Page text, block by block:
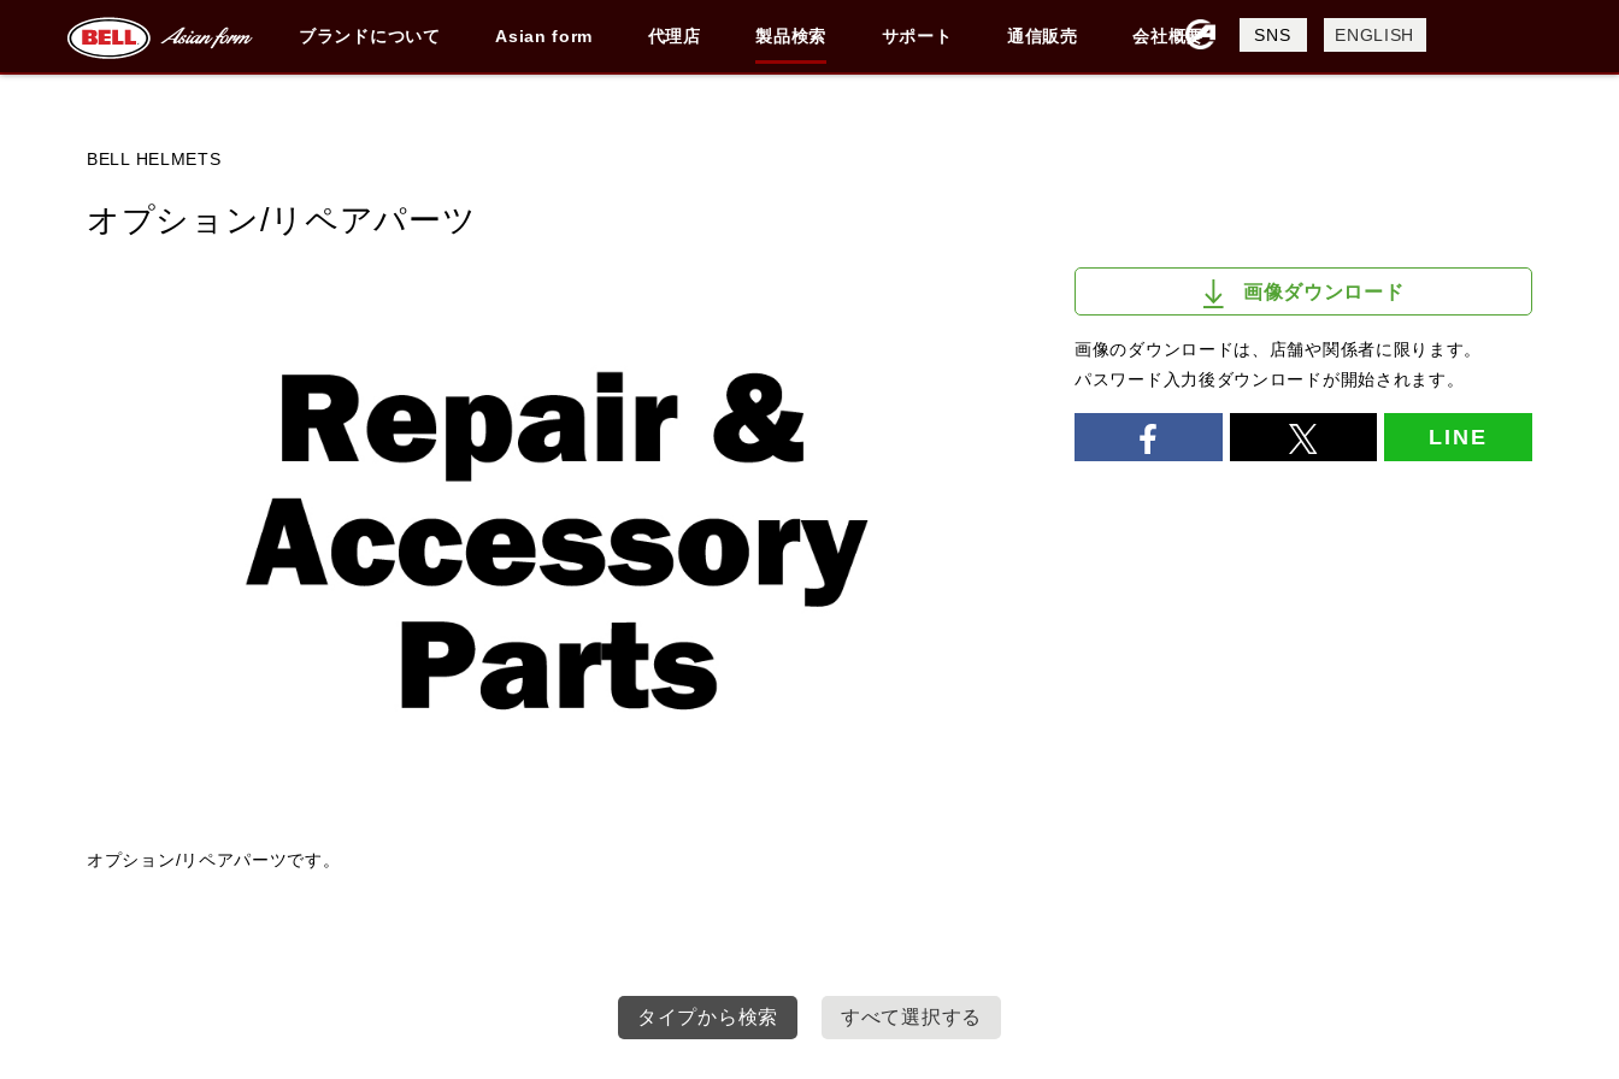
ブランドについて Asian form 代理店 製品検索 サポート 通信販売 会社概要
会社概要
採用情報
SNS ENGLISH
BELL HELMETS
オプション/リペアパーツ
オプション/リペアパーツです。
画像ダウンロード
画像のダウンロードは、店舗や関係者に限ります。
パスワード入力後ダウンロードが開始されます。
LINE
タイプから検索 すべて選択する